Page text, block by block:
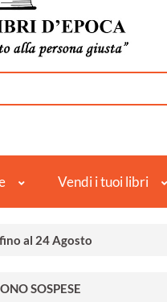
Vendi i tuoi libri
al 24 Agosto
SOSPESE